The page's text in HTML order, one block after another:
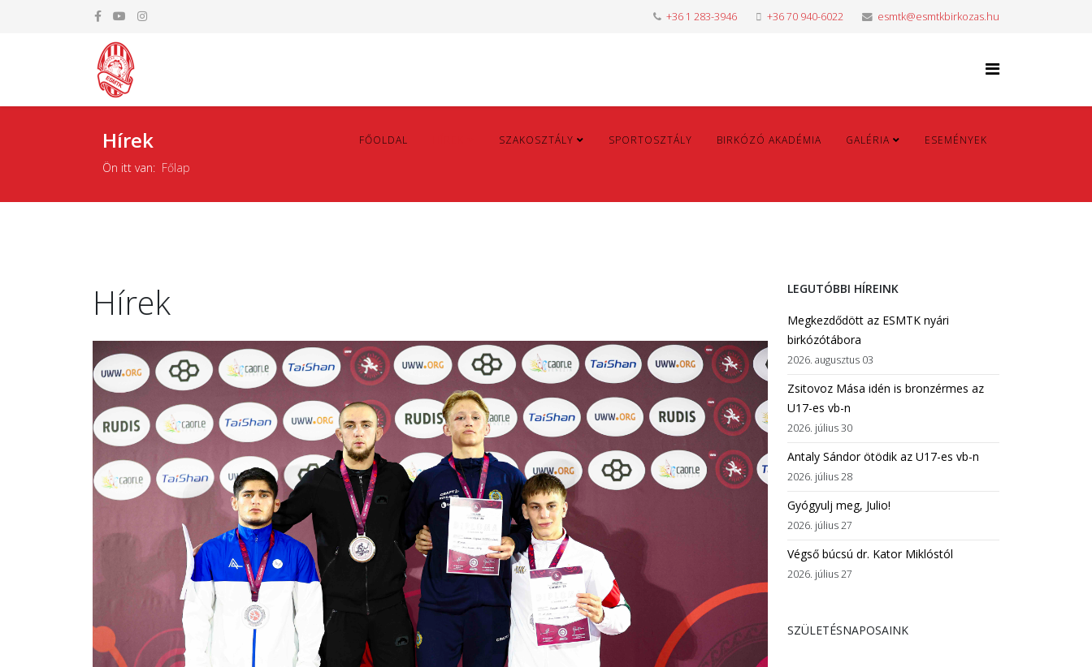
+36 1 283-3946 +36 70 940-6022 esmtk@esmtkbirkozas.hu
FŐOLDAL SZAKOSZTÁLY SPORTOSZTÁLY BIRKÓZÓ AKADÉMIA GALÉRIA ESEMÉNYEK
Hírek
Ön itt van: Főlap
Hírek LEGUTÓBBI HÍREINK
Megkezdődött az ESMTK nyári
birkózótábora
2026. augusztus 03
Zsitovoz Mása idén is bronzérmes az
U17-es vb-n
2026. július 30
Antaly Sándor ötödik az U17-es vb-n
2026. július 28
Gyógyulj meg, Julio!
2026. július 27
Végső búcsú dr. Kator Miklóstól
2026. július 27
SZÜLETÉSNAPOSAINK